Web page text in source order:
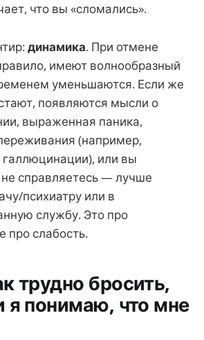
что вы «сломались».
динамика. При отмене
имеют волнообразный
уменьшаются. Если же
появляются мысли о
выраженная паника,
(например,
или вы
не справляетесь — лучше
психиатру или в
службу. Это про
про слабость.
трудно бросить,
я понимаю, что мне